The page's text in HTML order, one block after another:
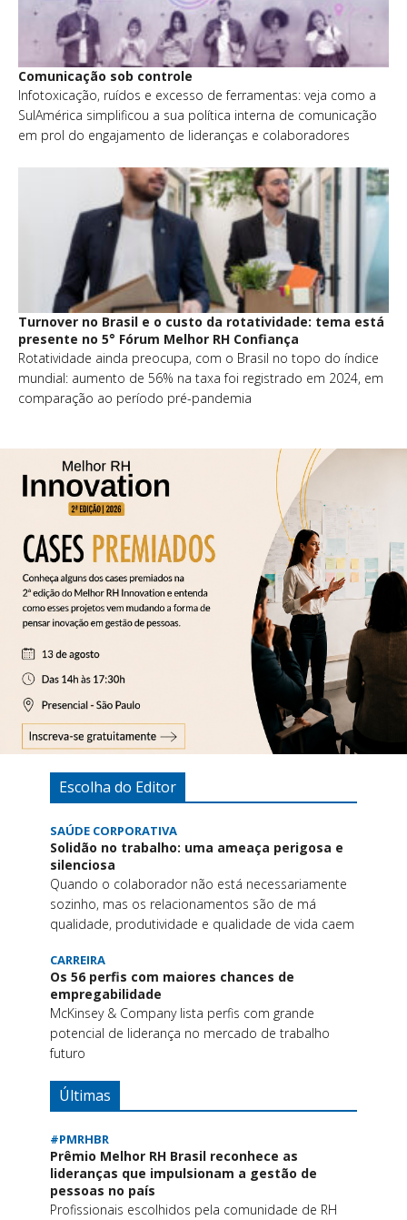
Comunicação sob controle
Infotoxicação, ruídos e excesso de ferramentas: veja como a
SulAmérica simplificou a sua política interna de comunicação
em prol do engajamento de lideranças e colaboradores
Turnover no Brasil e o custo da rotatividade: tema está
presente no 5° Fórum Melhor RH Confiança
Rotatividade ainda preocupa, com o Brasil no topo do índice
mundial: aumento de 56% na taxa foi registrado em 2024, em
comparação ao período pré-pandemia
Escolha do Editor
SAÚDE CORPORATIVA
Solidão no trabalho: uma ameaça perigosa e
silenciosa
Quando o colaborador não está necessariamente
sozinho, mas os relacionamentos são de má
qualidade, produtividade e qualidade de vida caem
CARREIRA
Os 56 perfis com maiores chances de
empregabilidade
McKinsey & Company lista perfis com grande
potencial de liderança no mercado de trabalho
futuro
Últimas
#PMRHBR
Prêmio Melhor RH Brasil reconhece as
lideranças que impulsionam a gestão de
pessoas no país
Profissionais escolhidos pela comunidade de RH